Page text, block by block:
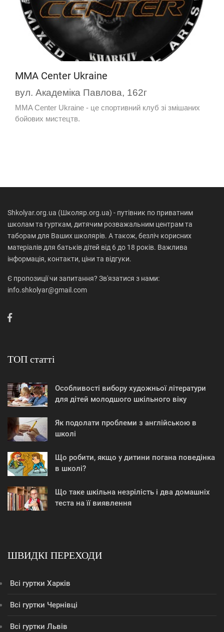
MMA Center Ukraine
вул. Академіка Павлова, 162г
MMA Center Ukraine - це спортивний клуб зі змішаних
бойових мистецтв.
Shkolyar.org.ua (Школяр.org.ua) - путівник по приватним
школам та гурткам, дитячим розважальним центрам та
таборам для Ваших школярів. А також, безліч корисних
матеріалів для батьків дітей від 6 до 18 років. Важлива
інформація, контакти, ціни та відгуки.
Є пропозиції чи запитання? Зв'язатися з нами:
info.shkolyar@gmail.com
ТОП статті
Особливості вибору художньої літератури
для дітей молодшого шкільного віку
Як подолати проблеми з англійською в
школі
Що робити, якщо у дитини погана поведінка
в школі?
Що таке шкільна незрілість і два домашніх
теста на її виявлення
ШВИДКІ ПЕРЕХОДИ
Всі гуртки Харків
Всі гуртки Чернівці
Всі гуртки Львів